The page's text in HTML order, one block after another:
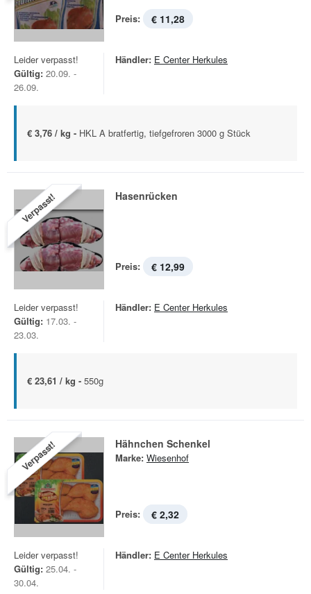
Preis: € 11,28
Leider verpasst!
Gültig: 20.09. -
26.09.
Händler: E Center Herkules
€ 3,76 / kg - HKL A bratfertig, tiefgefroren 3000 g Stück
Verpasst! Hasenrücken
Preis: € 12,99
Leider verpasst!
Gültig: 17.03. -
23.03.
Händler: E Center Herkules
€ 23,61 / kg - 550g
Verpasst! Hähnchen Schenkel
Marke: Wiesenhof
Preis: € 2,32
Leider verpasst!
Gültig: 25.04. -
30.04.
Händler: E Center Herkules